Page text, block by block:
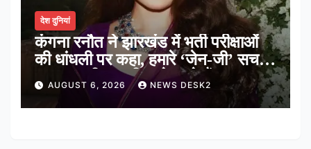
देश दुनियां
कंगना रनौत ने झारखंड में भर्ती परीक्षाओं
की धांधली पर कहा, हमारे ‘जेन-जी’ सच में
हर तरह की तकलीफ झेल रहे हैं
AUGUST 6, 2026 NEWS DESK2